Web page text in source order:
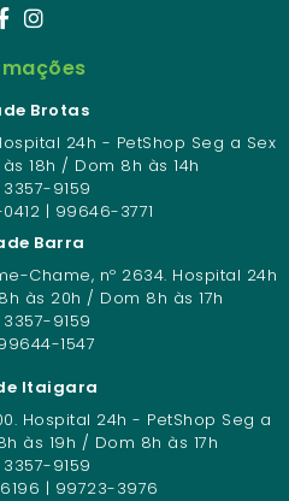
Brotas
24h - PetShop Seg a Sex
18h / Dom 8h às 14h
3357-9159
| 99646-3771
Barra
Chame, nº 2634. Hospital 24h
às 20h / Dom 8h às 17h
3357-9159
1547
Itaigara
Hospital 24h - PetShop Seg a
às 19h / Dom 8h às 17h
3357-9159
| 99723-3976